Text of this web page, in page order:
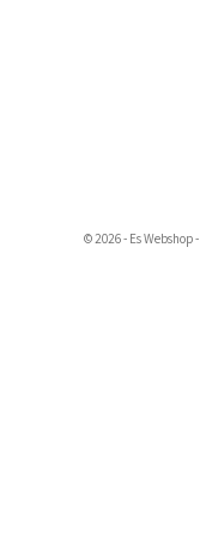
© 2026 - Es Webshop